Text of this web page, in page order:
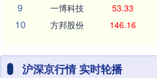
9 一博科技 53.33
10 方邦股份 146.16
沪深京行情 实时轮播